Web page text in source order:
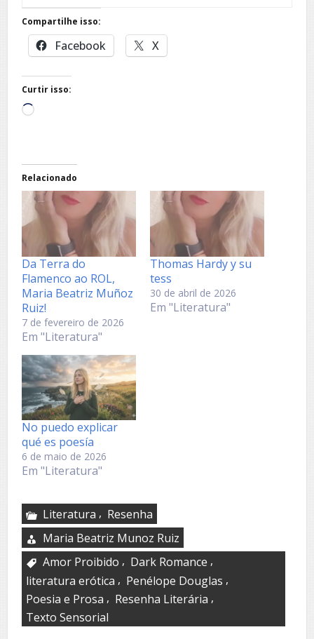
Compartilhe isso:
Facebook X
Curtir isso:
Carregando...
Relacionado
Da Terra do
Flamenco ao ROL,
Maria Beatriz Muñoz
Ruiz!
7 de fevereiro de 2026
Em "Literatura"
Thomas Hardy y su
tess
30 de abril de 2026
Em "Literatura"
No puedo explicar
qué es poesía
6 de maio de 2026
Em "Literatura"
Literatura , Resenha
Maria Beatriz Munoz Ruiz
Amor Proibido , Dark Romance ,
literatura erótica , Penélope Douglas ,
Poesia e Prosa , Resenha Literária ,
Texto Sensorial